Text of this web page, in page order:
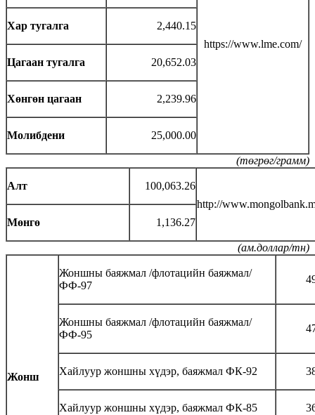
https://www.lme.com/
Хар тугалга 2,440.15
Цагаан тугалга 20,652.03
Хөнгөн цагаан 2,239.96
Молибдени 25,000.00
(төгрөг/грамм)
Алт
100,063.26
http://
Мөнгө
1,136.27
(ам.доллар/тн)
Жонш
Жоншны баяжмал /флотацийн баяжмал/
ФФ-97
Жоншны баяжмал /флотацийн баяжмал/
ФФ-95
Хайлуур жоншны хүдэр, баяжмал ФК-92
Хайлуур жоншны хүдэр, баяжмал ФК-85